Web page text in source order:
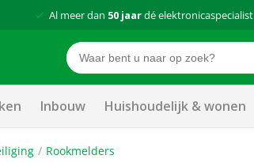
Al meer dan 50 jaardé elektronicaspecialist
Inbouw Huishoudelijk & wonen
Rookmelders